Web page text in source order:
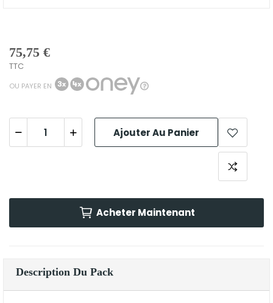
75,75 €
TTC
OU PAYER EN
Ajouter Au Panier
Acheter Maintenant
Description Du Pack